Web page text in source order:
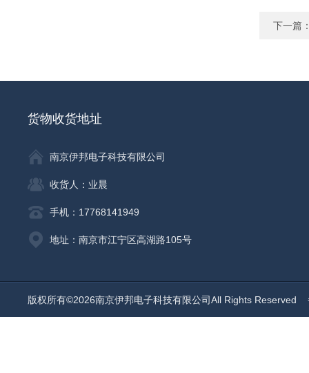
下一篇
货物收货地址
南京伊邦电子科技有限公司
收货人：业晨
手机：17768141949
地址：南京市江宁区高湖路105号
版权所有©2026南京伊邦电子科技有限公司All Rights Reserved